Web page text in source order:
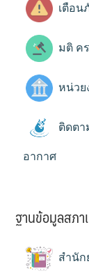
เตือน
มติ ค
หน่วย
ติดต
อากาศ
ฐานข้อมูลสภ
สำนัก